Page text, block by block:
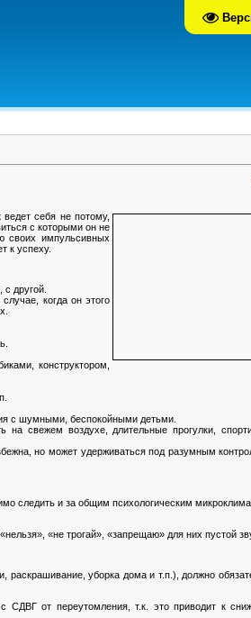
себя не потому,
с которыми он не
своих импульсивных
к успеху.
другой.
когда он этого
конструктором,
с шумными, беспокойными детьми.
на свежем воздухе, длительные прогулки,
но может удерживаться под разумным
следить и за общим психологическим
«не трогай», «запрещаю» для них пустой
раскрашивание, уборка дома и т.п.), должно
СДВГ от переутомления, т.к. это приводит к